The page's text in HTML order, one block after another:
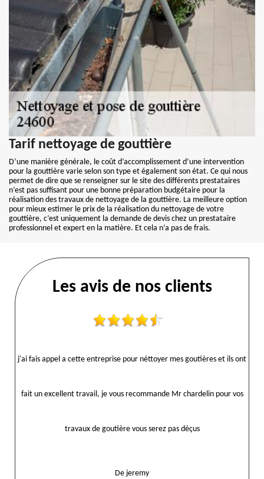
Tarif nettoyage de gouttière
D’une manière générale, le coût d’accomplissement d’une intervention
pour la gouttière varie selon son type et également son état. Ce qui nous
permet de dire que se renseigner sur le site des différents prestataires
n’est pas suffisant pour une bonne préparation budgétaire pour la
réalisation des travaux de nettoyage de la gouttière. La meilleure option
pour mieux estimer le prix de la réalisation du nettoyage de votre
gouttière, c’est uniquement la demande de devis chez un prestataire
professionnel et expert en la matière. Et cela n’a pas de frais.
Les avis de nos clients
j'ai fais appel a cette entreprise pour néttoyer mes goutières et ils ont
fait un excellent travail, je vous recommande Mr chardelin pour vos
travaux de goutière vous serez pas déçus
De jeremy